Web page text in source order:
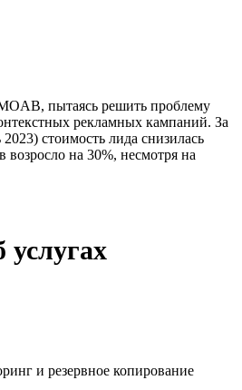
пытаясь решить проблему
рекламных кампаний. За
стоимость лида снизилась
возросло на 30%, несмотря на
услугах
и резервное копирование